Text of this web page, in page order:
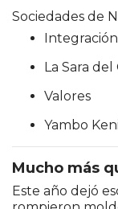
Sociedades de
Integración
La Sara
Valores
Yambo
Mucho más
Este año dejó